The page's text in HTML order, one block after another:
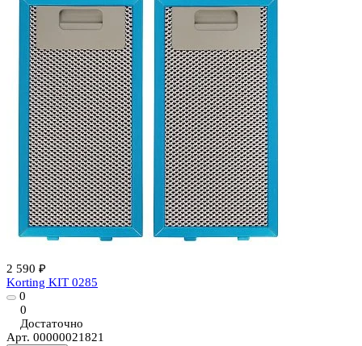
2 590 ₽
Korting KIT 0285
0
0
Достаточно
Арт. 00000021821